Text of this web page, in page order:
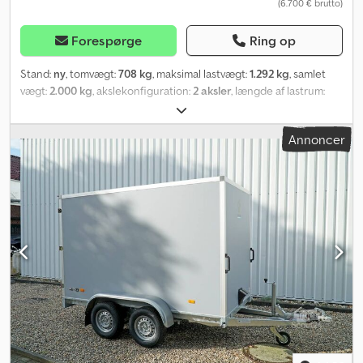
(6.700 € brutto)
Forespørge Ring op
Stand: ny, tomvægt:708 kg, maksimal lastvægt:1.292 kg, samlet
vægt: 2.000 kg , akslekonfiguration: 2 aksler, længde af lastrum:
1.800 mm
lastepladsvolumen:9,7 m³, farve:grå, bygningshøjde:2.360 mm,
arbejdsbredde: 2.280 mm , Hydraulik, bakgear-automatik,
varmforzinkning, * OMGÅENDE TILGÆNGELIG * Teknisk data: -
Mærke: Hapert Trailers - Model: Sapphire L-2 - Køretøjstype:
Boxtrailer - Stand: Nyt køretøj - Første registrering: Uden første
registrering - Syn: 2 år fra første registrering - Indvendige mål (L x
B x H): 300 x 180 x 180 cm - Udvendige mål (L x B x H): 435 x 228 x
236 cm - Lastehøjde gulv: 52 cm - Tilladt totalvægt: 2.000 kg -
Egenvægt: 708 kg - Nyttelast: 1.292 kg - Chassis: Lavbygget (hjul
ved siden af opbygning) - Dæk: 185/70R13 - Undervogn: KNOTT-
gummifjedre-aksler - Støttehjul: Ja, automatisk, 500 kg - 100 km/t
tilladelse: Valgfrit, kan eftermonteres Beskrivelse: - Træbund og
vægge af multiplex - Forstærket, boltet V-trækstang - Meget
robust, svejset stålramme - Ramme fuldt varmforzinket ved
Annoncer